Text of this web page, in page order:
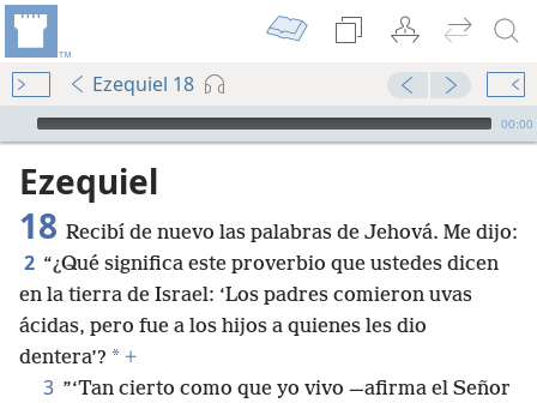
Ezequiel 18
Audio Player
00:00
Ezequiel
18 Recibí de nuevo las palabras de Jehová. Me dijo:
2 “¿Qué significa este proverbio que ustedes dicen
en la tierra de Israel: ‘Los padres comieron uvas
ácidas, pero fue a los hijos a quienes les dio
dentera’? * +
3 ”‘Tan cierto como que yo vivo —afirma el Señor